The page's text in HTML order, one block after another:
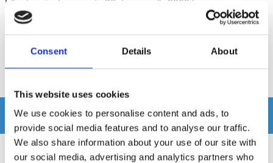
Consent Details About
This website uses cookies
We use cookies to personalise content and ads, to
provide social media features and to analyse our traffic.
We also share information about your use of our site with
our social media, advertising and analytics partners who
Lägsta pris de senaste 30 dagarna är 3990 kr
Recensioner
Relaterade produkter